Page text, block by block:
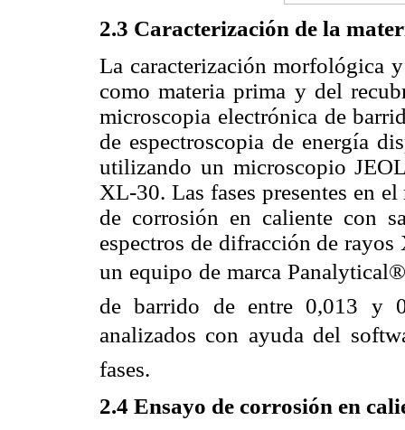
2.3 Caracterización de la
La caracterización morfológica
como materia prima y del
microscopia electrónica de
de espectroscopia de energía
utilizando un microscopio
XL-30. Las fases presentes en
de corrosión en caliente con
espectros de difracción de
un equipo de marca
de barrido de entre 0,013 y
analizados con ayuda del
fases.
2.4 Ensayo de corrosión en